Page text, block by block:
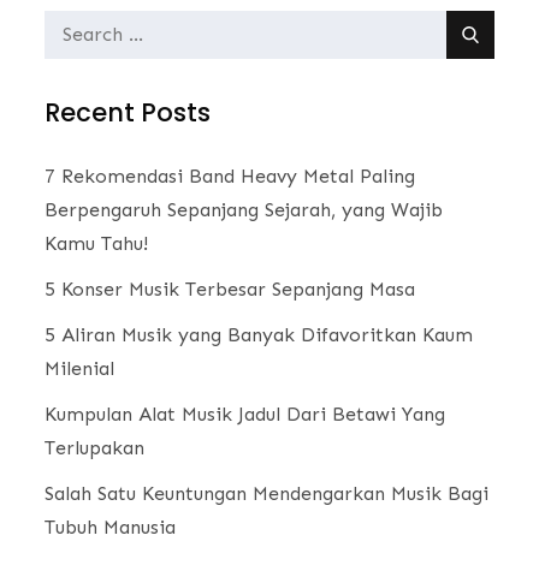
Search
Recent Posts
7 Rekomendasi Band Heavy Metal Paling
Berpengaruh Sepanjang Sejarah, yang Wajib
Kamu Tahu!
5 Konser Musik Terbesar Sepanjang Masa
5 Aliran Musik yang Banyak Difavoritkan Kaum
Milenial
Kumpulan Alat Musik Jadul Dari Betawi Yang
Terlupakan
Salah Satu Keuntungan Mendengarkan Musik Bagi
Tubuh Manusia